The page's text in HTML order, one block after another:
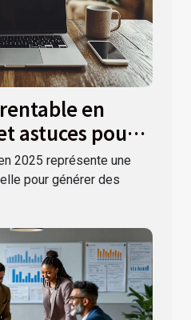
en
astuces pour
2025 représente une
pour générer des